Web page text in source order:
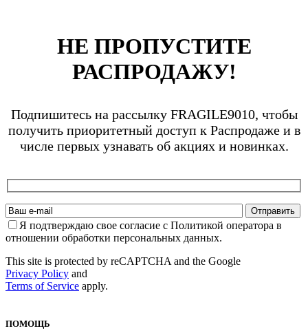
НЕ ПРОПУСТИТЕ
РАСПРОДАЖУ!
Подпишитесь на рассылку FRAGILE9010, чтобы
получить приоритетный доступ к Распродаже и в
числе первых узнавать об акциях и новинках.
Я подтверждаю свое согласие с Политикой оператора в
отношении обработки персональных данных.
This site is protected by reCAPTCHA and the Google
Privacy Policy and
Terms of Service apply.
ПОМОЩЬ